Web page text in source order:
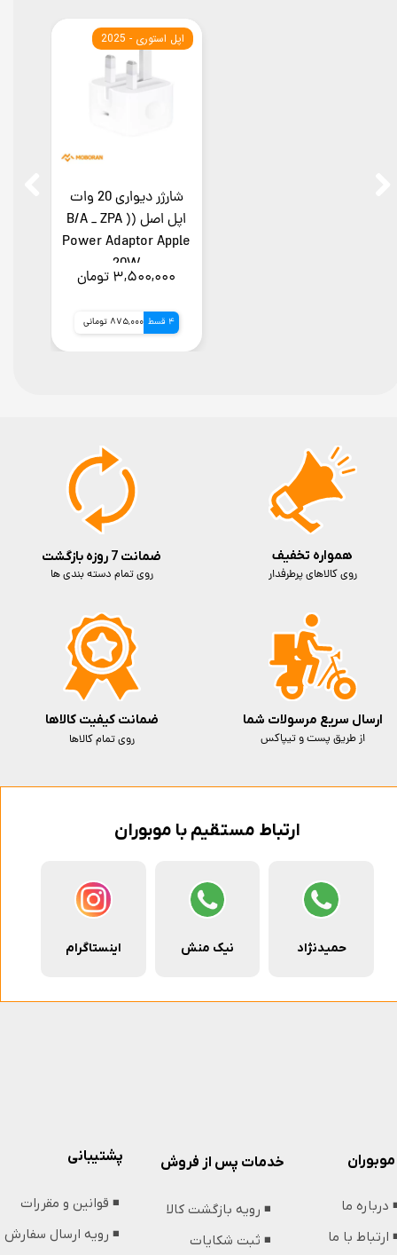
شارژر دیواری 20 وات
اپل اصل (B/A _ ZPA )
Power Adaptor Apple
20W
۳,۵۰۰,۰۰۰ تومان
4 قسط 875,000 تومانی
اپل استوری - 2025
ارتباط مستقیم با موبوران
حمیدنژاد نیک منش اینستاگرام
ضمانت 7 روزه بازگشت
روی تمام دسته بندی ها
ارسال سریع مرسولات شما
از طریق پست و تیپاکس
ضمانت کیفیت کالاها
روی تمام کالاها
همواره تخفیف
روی کالاهای پرطرفدار
پشتیبانی
◾️ قوانین و مقررات
◾️ رویه ارسال سفارش
موبوران
درباره ما
ارتباط با ما
خدمات پس از فروش
◾️ رویه بازگشت کالا
◾️ ثبت شکایات